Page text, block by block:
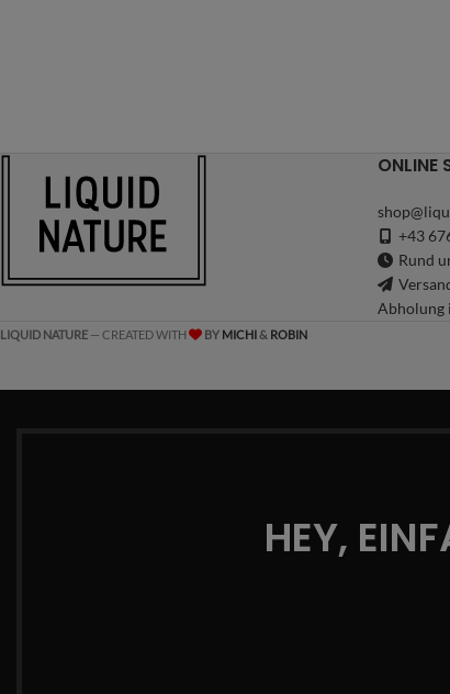
ONLINE
+43
Rund
Abholung
LIQUID NATURE — CREATED WITH BY MICHI& ROBIN
HEY,